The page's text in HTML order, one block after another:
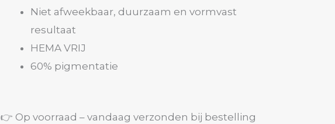
Niet afweekbaar, duurzaam en vormvast
resultaat
HEMA VRIJ
60% pigmentatie
👉 Op voorraad – vandaag verzonden bij bestelling